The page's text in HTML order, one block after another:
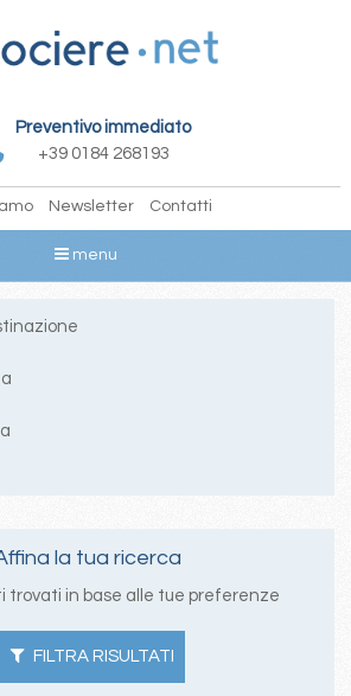
Preventivo immediato
+39 0184 268193
Newsletter Contatti
menu
la tua ricerca
trovati in base alle tue preferenze
FILTRA RISULTATI